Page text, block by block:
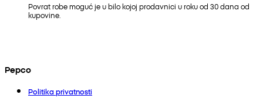
Povrat robe moguć je u bilo kojoj prodavnici u roku od 30 dana od
kupovine.
Pepco
Politika privatnosti